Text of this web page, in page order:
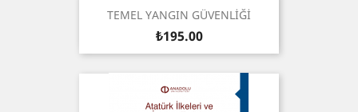
TEMEL YANGIN GÜVENLİĞİ
Price
₺195.00